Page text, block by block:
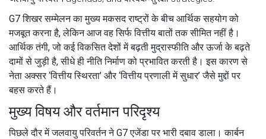
G7 शिखर सम्मेलन का मुख्य मकसद राष्ट्रों के बीच आर्थिक सहयोग को
मजबूत करना है, लेकिन आज वह सिर्फ वित्तीय बातों तक सीमित नहीं है।
आर्थिक तंगी, जो कई विकसित देशों में बढ़ती मुद्रास्फीति और ऊर्जा के बढ़ते
दामों से जुड़ी है, सीधे ही नीति निर्माण को प्रभावित करती है। इस कारण से
नेता अक्सर ‘वित्तीय स्थिरता’ और ‘वित्तीय प्रणाली में सुधार’ जैसे मुद्दों पर
बहस करते हैं।
मुख्य विषय और वर्तमान परिदृश्य
पिछले दौर में जलवायु परिवर्तन ने G7 एजेंडा पर भारी दबाव डाला। कार्बन